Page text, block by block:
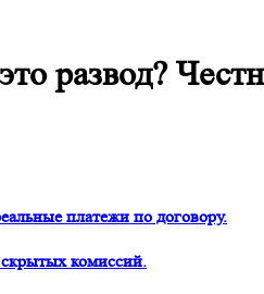
развод?
платежи по договору.
комиссий.